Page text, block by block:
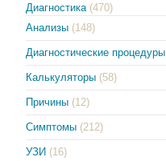
Диагностика (470)
Анализы (148)
Диагностические процедуры
Калькуляторы (58)
Причины (12)
Симптомы (212)
УЗИ (16)